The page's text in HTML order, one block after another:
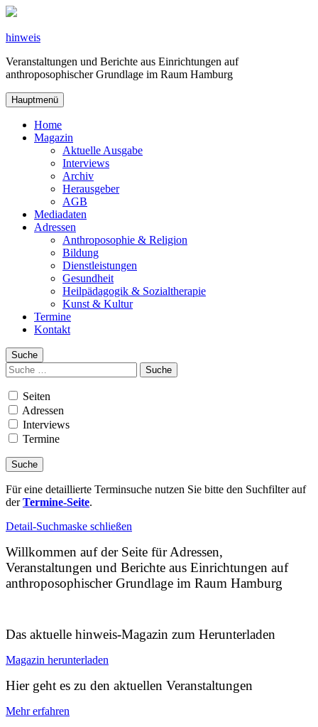
Zum
springen
hinweis
Veranstaltungen und Berichte aus Einrichtungen auf
anthroposophischer Grundlage im Raum Hamburg
Hauptmenü
Home
Magazin
Aktuelle Ausgabe
Interviews
Archiv
Herausgeber
AGB
Mediadaten
Adressen
Anthroposophie & Religion
Bildung
Dienstleistungen
Gesundheit
Heilpädagogik & Sozialtherapie
Kunst & Kultur
Termine
Kontakt
Suche
Suchen
nach:
Seiten
Adressen
Interviews
Termine
Für eine detaillierte Terminsuche nutzen Sie bitte den Suchfilter auf
derTermine-Seite.
Detail-Suchmaske schließen
Willkommen auf der Seite für Adressen,
Veranstaltungen und Berichte aus Einrichtungen auf
anthroposophischer Grundlage im Raum Hamburg
Das aktuelle hinweis-Magazin zum Herunterladen
Magazin herunterladen
Hier geht es zu den aktuellen Veranstaltungen
Mehr erfahren